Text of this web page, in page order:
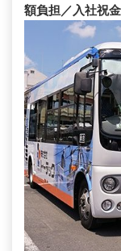
額負担／入社祝